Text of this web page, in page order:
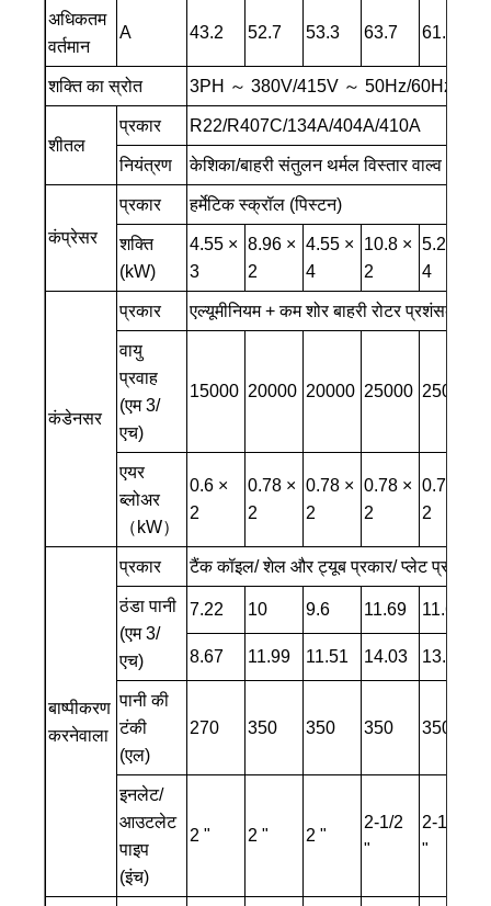
अधिकतम
वर्तमान
A 43.2 52.7 53.3 63.7 61.3
शक्ति का स्रोत 3PH ～ 380V/415V ～ 50Hz/60Hz
शीतल
प्रकार R22/R407C/134A/404A/410A
नियंत्रण केशिका/बाहरी संतुलन थर्मल विस्तार वाल्व
कंप्रेसर
प्रकार हर्मेटिक स्क्रॉल (पिस्टन)
शक्ति
(kW)
4.55 ×
3
8.96 ×
2
4.55 ×
4
10.8 ×
2
5.25 ×
4
कंडेनसर
प्रकार एल्यूमीनियम + कम शोर बाहरी रोटर प्रशंसक
वायु
प्रवाह
(एम 3/
एच)
15000 20000 20000 25000 25000
एयर
ब्लोअर
（kW）
0.6 ×
2
0.78 ×
2
0.78 ×
2
0.78 ×
2
0.78 ×
2
बाष्पीकरण
करनेवाला
प्रकार टैंक कॉइल/ शेल और ट्यूब प्रकार/ प्लेट प्रकार
ठंडा पानी
(एम 3/
एच)
7.22 10 9.6 11.69 11.62
8.67 11.99 11.51 14.03 13.95
पानी की
टंकी
(एल)
270 350 350 350 350
इनलेट/
आउटलेट
पाइप
(इंच)
2 " 2 " 2 "
2-1/2
"
2-1/2
"